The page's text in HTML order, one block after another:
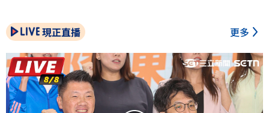
現正直播 更多